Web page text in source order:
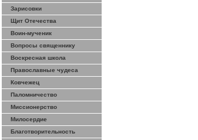
Зарисовки
Щит Отечества
Воин-мученик
Вопросы священнику
Воскресная школа
Православные чудеса
Ковчежец
Паломничество
Миссионерство
Милосердие
Благотворительность